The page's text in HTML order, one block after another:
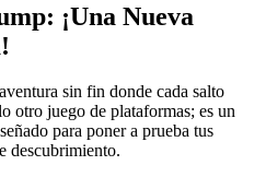
¡Una Nueva
sin fin donde cada salto
otro juego de plataformas; es un
para poner a prueba tus
descubrimiento.